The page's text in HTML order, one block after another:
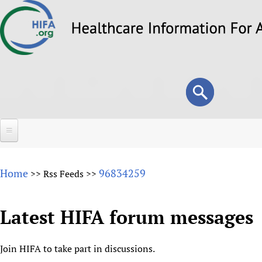
to
Search
form
Search
About
Overview
Why HIFA is needed
Vision and Strategy
Forums
How to use the HIFA forums
Home >> Rss Feeds >> 96834259
Latest HIFA forum messages
Join HIFA to take part in discussions.